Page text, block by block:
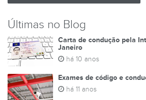
Últimas no Blog
Carta de condução pela
Janeiro
há 10 anos
Exames de código e
há 11 anos